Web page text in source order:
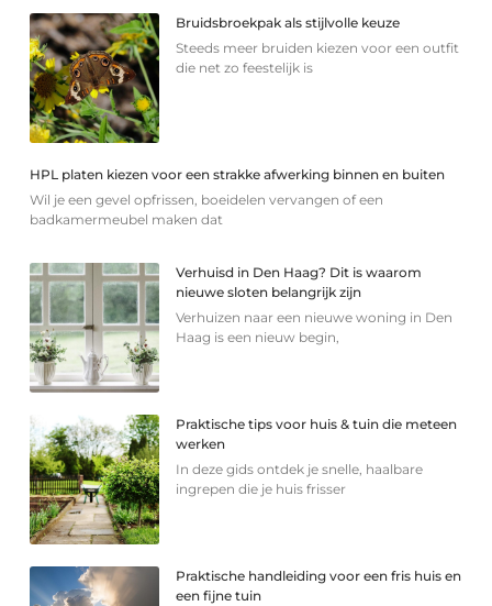
Bruidsbroekpak als stijlvolle keuze
Steeds meer bruiden kiezen voor een outfit
die net zo feestelijk is
HPL platen kiezen voor een strakke afwerking binnen en buiten
Wil je een gevel opfrissen, boeidelen vervangen of een
badkamermeubel maken dat
Verhuisd in Den Haag? Dit is waarom
nieuwe sloten belangrijk zijn
Verhuizen naar een nieuwe woning in Den
Haag is een nieuw begin,
Praktische tips voor huis & tuin die meteen
werken
In deze gids ontdek je snelle, haalbare
ingrepen die je huis frisser
Praktische handleiding voor een fris huis en
een fijne tuin